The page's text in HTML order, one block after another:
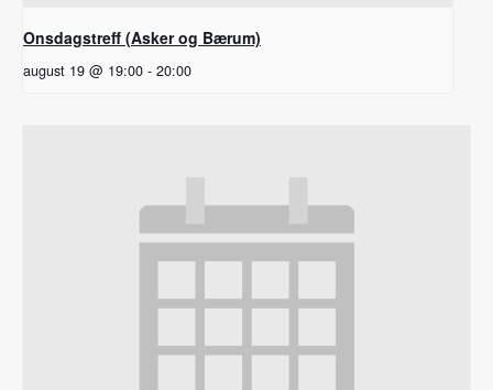
Onsdagstreff (Asker og Bærum)
august 19 @ 19:00 - 20:00